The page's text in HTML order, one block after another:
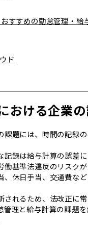
すめの勤怠管理・給
ド
おける企業
題には、時間の記録
録は給与計算の誤差
基準法違反のリスクが
休日手当、交通費な
されるため、法改正に
管理と給与計算の課題